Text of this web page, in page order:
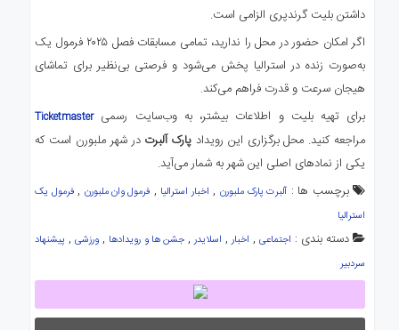
داشتن بلیت گرندپری الزامی است.
اگر امکان حضور در محل را ندارید، تمامی مسابقات فصل ۲۰۲۵ فرمول یک
به‌صورت زنده در استرالیا پخش می‌شود و فرصتی بی‌نظیر برای تماشای
هیجان سرعت و قدرت فراهم می‌کند.
برای تهیه بلیت و اطلاعات بیشتر، به وب‌سایت رسمیTicketmaster
مراجعه کنید. محل برگزاری این رویداد پارک آلبرت در شهر ملبورن است که
یکی از نمادهای اصلی این شهر به شمار می‌آید.
برچسب ها : آلبرت پارک ملبورن , اخبار استرالیا , فرمول وان ملبورن ,فرمول یک
استرالیا
دسته بندی : اجتماعی , اخبار, اسلایدر,جشن ها و رویدادها , ورزشی, پیشنهاد
سردبیر